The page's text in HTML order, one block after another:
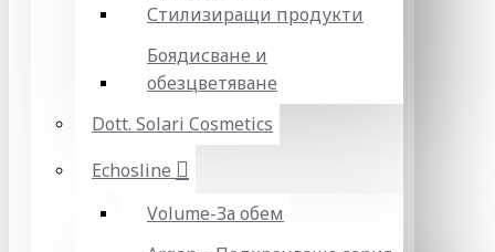
Стилизиращи продукти
Боядисване и
обезцветяване
Dott. Solari Cosmetics
Echosline
Volume-За обем